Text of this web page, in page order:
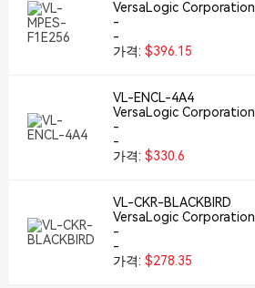
VersaLogic Corporation
-
-
가격: $396.15
VL-ENCL-4A4
VersaLogic Corporation
-
-
가격: $330.6
VL-CKR-BLACKBIRD
VersaLogic Corporation
-
-
가격: $278.35